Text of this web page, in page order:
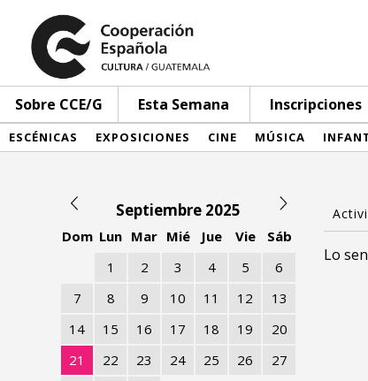
Sobre CCE/G Esta Semana Inscripciones
ESCÉNICAS EXPOSICIONES CINE MÚSICA
Septiembre 2025
Dom Lun Mar Mié Jue Vie
Sáb
1
2 3 4 5
6
7
8 9 10 11 12
13
14
15 16 17 18 19
20
21
22 23 24 25 26
27
Lo